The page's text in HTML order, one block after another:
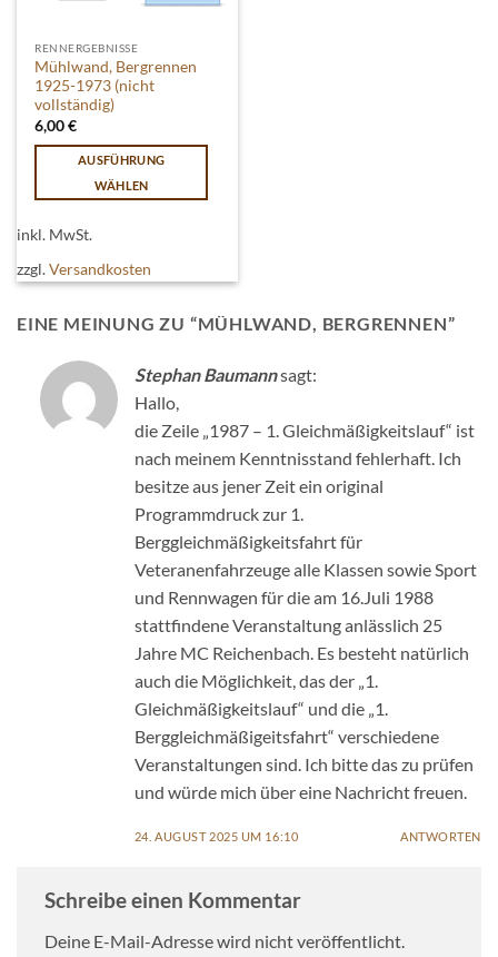
RENNERGEBNISSE
Mühlwand, Bergrennen
1925-1973 (nicht
vollständig)
6,00€
AUSFÜHRUNG
WÄHLEN
Produkt
mehrere
auf.
Optionen
können
auf
inkl. MwSt.
zzgl.Versandkosten
EINE MEINUNG ZU “MÜHLWAND, BERGRENNEN”
Stephan Baumannsagt:
Hallo,
die Zeile „1987 – 1. Gleichmäßigkeitslauf“ ist
nach meinem Kenntnisstand fehlerhaft. Ich
besitze aus jener Zeit ein original
Programmdruck zur 1.
Berggleichmäßigkeitsfahrt für
Veteranenfahrzeuge alle Klassen sowie Sport
und Rennwagen für die am 16.Juli 1988
stattfindene Veranstaltung anlässlich 25
Jahre MC Reichenbach. Es besteht natürlich
auch die Möglichkeit, das der „1.
Gleichmäßigkeitslauf“ und die „1.
Berggleichmäßigeitsfahrt“ verschiedene
Veranstaltungen sind. Ich bitte das zu prüfen
und würde mich über eine Nachricht freuen.
24. AUGUST 2025 UM 16:10 ANTWORTEN
Schreibe einen Kommentar
Deine E-Mail-Adresse wird nicht veröffentlicht.